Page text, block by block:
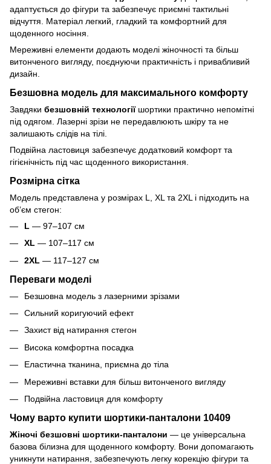
адаптується до фігури та забезпечує приємні тактильні
відчуття. Матеріал легкий, гладкий та комфортний для
щоденного носіння.
Мереживні елементи додають моделі жіночності та більш
витонченого вигляду, поєднуючи практичність і привабливий
дизайн.
Безшовна модель для максимального комфорту
Завдяки безшовній технологіїшортики практично непомітні
під одягом. Лазерні зрізи не передавлюють шкіру та не
залишають слідів на тілі.
Подвійна ластовиця забезпечує додатковий комфорт та
гігієнічність під час щоденного використання.
Розмірна сітка
Модель представлена у розмірах L, XL та 2XL і підходить на
об’єм стегон:
L — 97–107 см
XL — 107–117 см
2XL — 117–127 см
Переваги моделі
Безшовна модель з лазерними зрізами
Сильний коригуючий ефект
Захист від натирання стегон
Висока комфортна посадка
Еластична тканина, приємна до тіла
Мереживні вставки для більш витонченого вигляду
Подвійна ластовиця для комфорту
Чому варто купити шортики-панталони 10409
Жіночі безшовні шортики-панталони — це універсальна
базова білизна для щоденного комфорту. Вони допомагають
уникнути натирання, забезпечують легку корекцію фігури та